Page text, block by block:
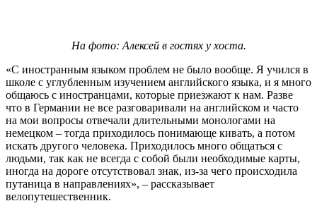
На фото: Алексей в гостях у хоста.
«С иностранным языком проблем не было вообще. Я учился в
школе с углубленным изучением английского языка, и я много
общаюсь с иностранцами, которые приезжают к нам. Разве
что в Германии не все разговаривали на английском и часто
на мои вопросы отвечали длительными монологами на
немецком – тогда приходилось понимающе кивать, а потом
искать другого человека. Приходилось много общаться с
людьми, так как не всегда с собой были необходимые карты,
иногда на дороге отсутствовал знак, из-за чего происходила
путаница в направлениях», – рассказывает
велопутешественник.